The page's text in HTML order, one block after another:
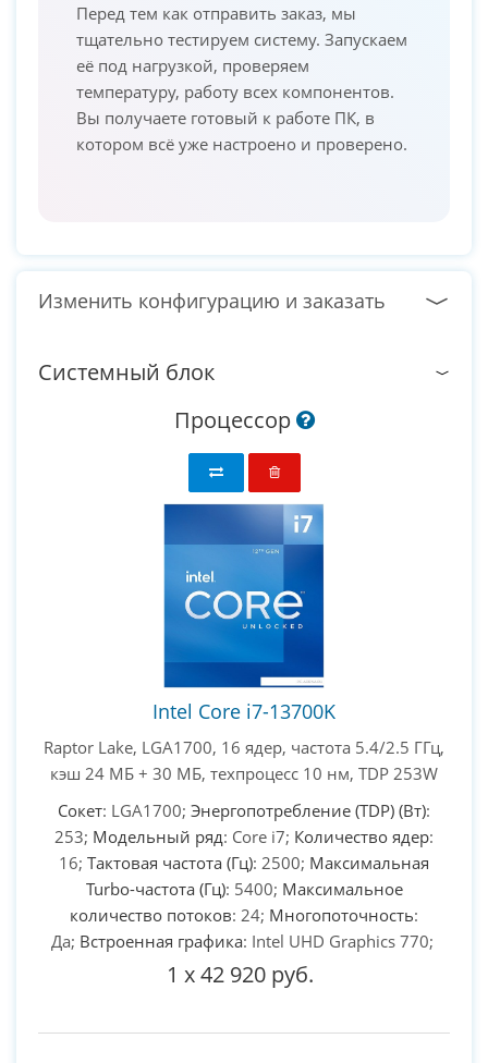
Перед тем как отправить заказ, мы
тщательно тестируем систему. Запускаем
её под нагрузкой, проверяем
температуру, работу всех компонентов.
Вы получаете готовый к работе ПК, в
котором всё уже настроено и проверено.
Изменить конфигурацию и заказать
Системный блок
Процессор
Intel Core i7-13700K
Raptor Lake, LGA1700, 16 ядер, частота 5.4/2.5 ГГц,
кэш 24 МБ + 30 МБ, техпроцесс 10 нм, TDP 253W
Сокет: LGA1700; Энергопотребление (TDP) (Вт):
253; Модельный ряд: Core i7; Количество ядер:
16; Тактовая частота (Гц): 2500; Максимальная
Turbo-частота (Гц): 5400; Максимальное
количество потоков: 24; Многопоточность:
Да; Встроенная графика: Intel UHD Graphics 770;
1 x42 920 руб.